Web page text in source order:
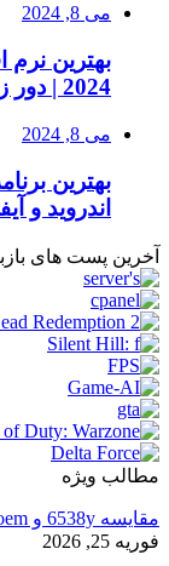
می 8, 2024
بهترین نرم
2024 | دور زدن تحریم ها
می 8, 2024
اندروید و
آخرین پست های
مطالب ویژه
مقایسه 6538y و intel xeon platinum 8470q oem
فوریه 25, 2026